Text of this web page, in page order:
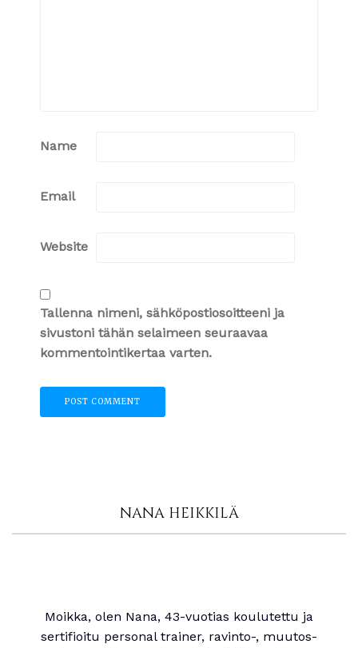
Name
Email
Website
Tallenna nimeni, sähköpostiosoitteeni ja
sivustoni tähän selaimeen seuraavaa
kommentointikertaa varten.
NANA HEIKKILÄ
Moikka, olen Nana, 43-vuotias koulutettu ja
sertifioitu personal trainer, ravinto-, muutos-